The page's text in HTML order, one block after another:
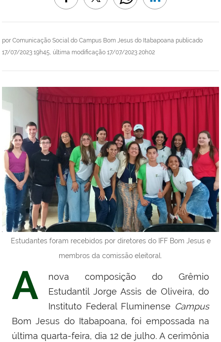
por Comunicação Social do Campus Bom Jesus do Itabapoana publicado
17/07/2023 19h45, última modificação 17/07/2023 20h02
Estudantes foram recebidos por diretores do IFF Bom Jesus e
membros da comissão eleitoral.
A
nova composição do Grêmio
Estudantil Jorge Assis de Oliveira, do
Instituto Federal Fluminense Campus
Bom Jesus do Itabapoana, foi empossada na
última quarta-feira, dia 12 de julho. A cerimônia